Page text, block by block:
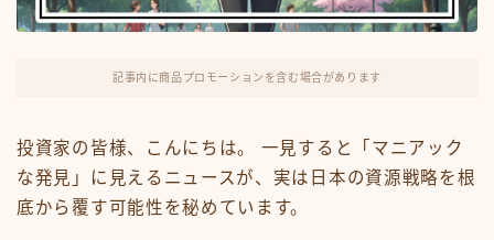
FX・仮想通貨
リスキング・ラーニング
記事内に商品プロモーションを含む場合があります
投資家の皆様、こんにちは。 一見すると「マニアック
な発見」に見えるニュースが、実は日本の資源戦略を根
底から覆す可能性を秘めています。